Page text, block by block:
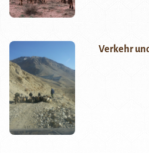
Verkehr